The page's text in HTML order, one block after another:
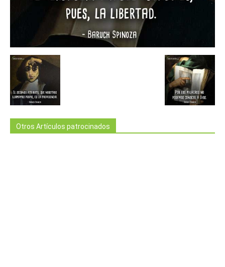
Otros Artículos patrocinados